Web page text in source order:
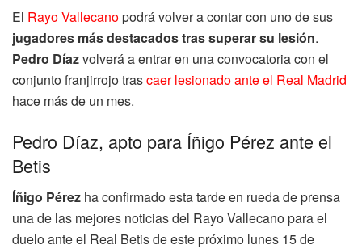
El Rayo Vallecanopodrá volver a contar con uno de sus
jugadores más destacados tras superar su lesión.
Pedro Díazvolverá a entrar en una convocatoria con el
conjunto franjirrojo trascaer lesionado ante el Real Madrid
hace más de un mes.
Pedro Díaz, apto para Íñigo Pérez ante el
Betis
Íñigo Pérez ha confirmado esta tarde en rueda de prensa
una de las mejores noticias del Rayo Vallecano para el
duelo ante el Real Betis de este próximo lunes 15 de